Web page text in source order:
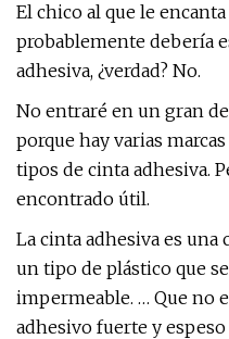
El chico al que le
probablemente debería
adhesiva, ¿verdad? No.
No entraré en un gran
porque hay varias
tipos de cinta adhesiva.
encontrado útil.
La cinta adhesiva es
un tipo de plástico que
impermeable. … Que no
adhesivo fuerte y